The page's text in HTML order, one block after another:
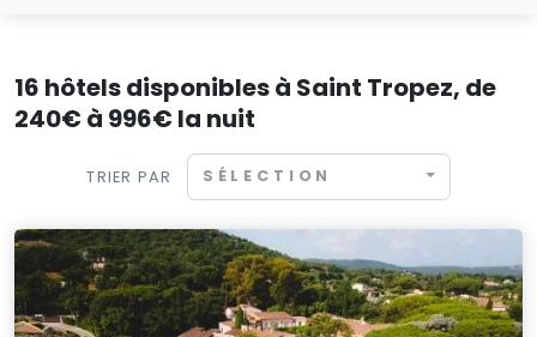
16 hôtels disponibles à Saint Tropez, de
240€ à 996€ la nuit
TRIER PAR SÉLECTION